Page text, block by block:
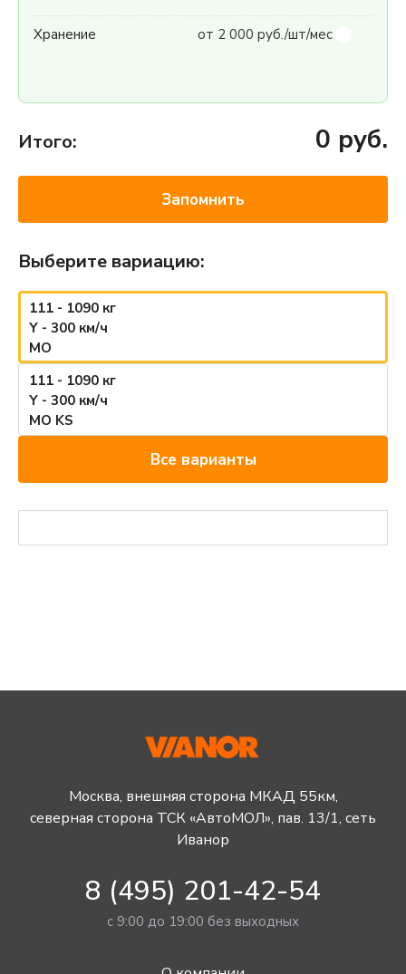
Хранение от 2 000 руб./шт/мес
Итого: 0 руб.
Запомнить
Выберите вариацию:
111 - 1090 кг
Y - 300 км/ч
MO
111 - 1090 кг
Y - 300 км/ч
MO KS
Все варианты
Москва, внешняя сторона МКАД 55км,
северная сторона ТСК «АвтоМОЛ», пав. 13/1, сеть
Иванор
8 (495) 201-42-54
с 9:00 до 19:00 без выходных